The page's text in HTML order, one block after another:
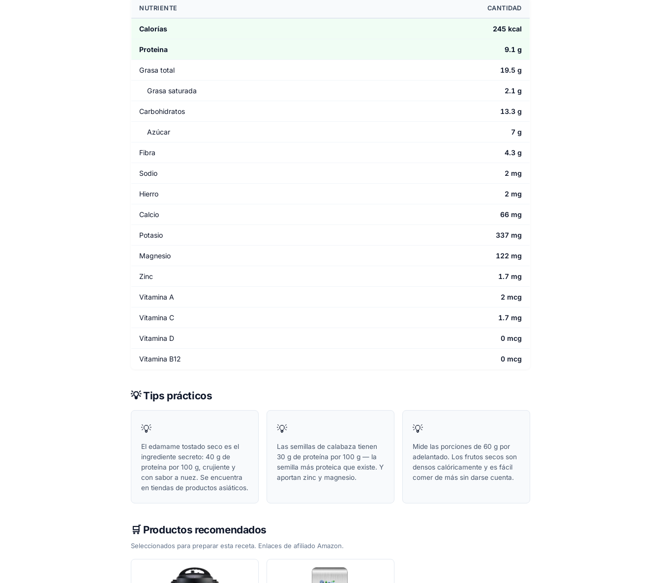
NUTRIENTE CANTIDAD
Calorías 245 kcal
Proteina 9.1 g
Grasa total 19.5 g
Grasa saturada 2.1 g
Carbohidratos 13.3 g
Azúcar 7 g
Fibra 4.3 g
Sodio 2 mg
Hierro 2 mg
Calcio 66 mg
Potasio 337 mg
Magnesio 122 mg
Zinc 1.7 mg
Vitamina A 2 mcg
Vitamina C 1.7 mg
Vitamina D 0 mcg
Vitamina B12 0 mcg
💡 Tips prácticos
💡
El edamame tostado seco es el
ingrediente secreto: 40 g de
proteína por 100 g, crujiente y
con sabor a nuez. Se encuentra
en tiendas de productos asiáticos.
💡
Las semillas de calabaza tienen
30 g de proteína por 100 g — la
semilla más proteica que existe. Y
aportan zinc y magnesio.
💡
Mide las porciones de 60 g por
adelantado. Los frutos secos son
densos calóricamente y es fácil
comer de más sin darse cuenta.
🛒 Productos recomendados
Seleccionados para preparar esta receta. Enlaces de afiliado Amazon.